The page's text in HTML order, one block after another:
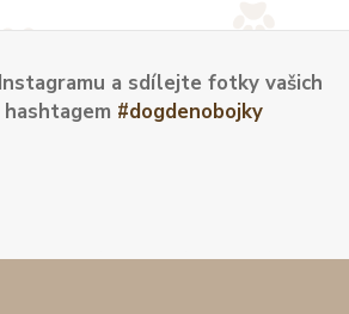
a sdílejte fotky vašich
#dogdenobojky